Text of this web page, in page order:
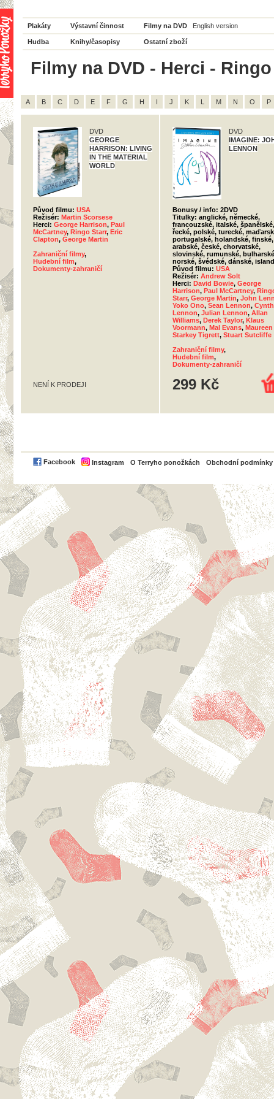
Plakáty Výstavní činnost Filmy na DVD English version
Hudba Knihy/časopisy Ostatní zboží
Filmy na DVD - Herci -
A B C D E F G H I J K L M N O P
DVD
GEORGE
HARRISON: LIVING
IN THE MATERIAL
WORLD
Původ filmu: USA
Režisér: Martin Scorsese
Herci: George Harrison, Paul
McCartney, Ringo Starr, Eric
Clapton, George Martin
Zahraniční filmy,
Hudební film,
Dokumenty-zahraničí
NENÍ K PRODEJI
DVD
IMAGINE:
LENNON
Bonusy / info: 2DVD
Titulky: anglické, německé,
francouzské, italské, španělské,
řecké, polské, turecké,
portugalské, holandské, finské,
arabské, české, chorvatské,
slovinské, rumunské,
norské, švédské, dánské,
Původ filmu: USA
Režisér: Andrew Solt
Herci: David Bowie, George
Harrison, Paul McCartney,
Starr, George Martin, John
Yoko Ono, Sean Lennon,
Lennon, Julian Lennon, Allan
Williams, Derek Taylor, Klaus
Voormann, Mal Evans, Maureen
Starkey Tigrett, Stuart Sutcliffe
Zahraniční filmy,
Hudební film,
Dokumenty-zahraničí
299 Kč
Facebook Instagram O Terryho ponožkách Obchodní podmínky
PayPal